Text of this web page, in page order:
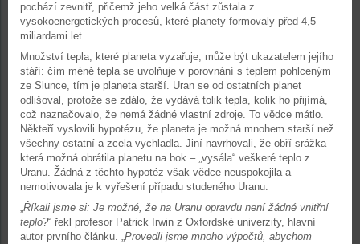
pochází zevnitř, přičemž jeho velká část zůstala z
vysokoenergetických procesů, které planety formovaly před 4,5
miliardami let.
Množství tepla, které planeta vyzařuje, může být ukazatelem jejího
stáří: čím méně tepla se uvolňuje v porovnání s teplem pohlceným
ze Slunce, tím je planeta starší. Uran se od ostatních planet
odlišoval, protože se zdálo, že vydává tolik tepla, kolik ho přijímá,
což naznačovalo, že nemá žádné vlastní zdroje. To vědce mátlo.
Někteří vyslovili hypotézu, že planeta je možná mnohem starší než
všechny ostatní a zcela vychladla. Jiní navrhovali, že obří srážka –
která možná obrátila planetu na bok – „vysála“ veškeré teplo z
Uranu. Žádná z těchto hypotéz však vědce neuspokojila a
nemotivovala je k vyřešení případu studeného Uranu.
„Říkali jsme si: Je možné, že na Uranu opravdu není žádné vnitřní
teplo?“ řekl profesor Patrick Irwin z Oxfordské univerzity, hlavní
autor prvního článku. „Provedli jsme mnoho výpočtů, abychom